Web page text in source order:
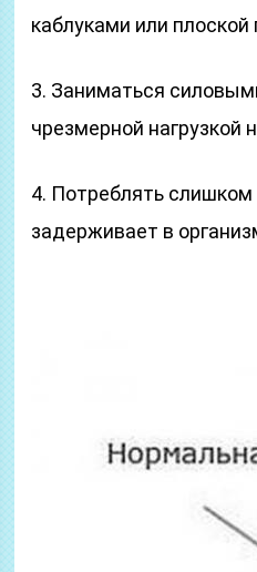
каблуками или
3. Заниматься
чрезмерной нагрузкой
4. Потреблять слишком
задерживает в